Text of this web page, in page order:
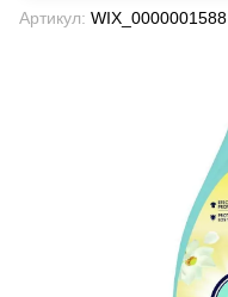
Артикул: WIX_0000001588